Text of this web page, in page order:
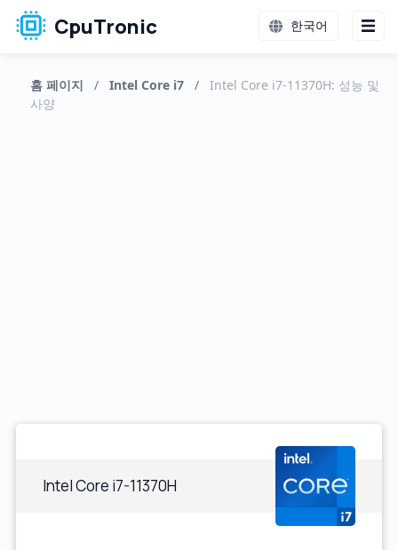
CpuTronic 한국어
홈 페이지 / Intel Core i7 /
Intel Core i7-11370H: 성능 및
사양
Intel Core i7-11370H